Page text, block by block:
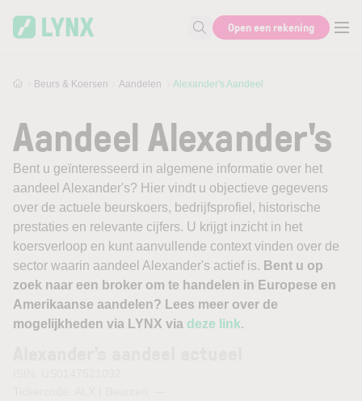
Zoek naar informatie
Open een rekening
Beurs & Koersen Aandelen Alexander's Aandeel
Aandeel Alexander's
Bent u geïnteresseerd in algemene informatie over het
aandeel Alexander's? Hier vindt u objectieve gegevens
over de actuele beurskoers, bedrijfsprofiel, historische
prestaties en relevante cijfers. U krijgt inzicht in het
koersverloop en kunt aanvullende context vinden over de
sector waarin aandeel Alexander's actief is. Bent u op
zoek naar een broker om te handelen in Europese en
Amerikaanse aandelen? Lees meer over de
mogelijkheden via LYNX via deze link.